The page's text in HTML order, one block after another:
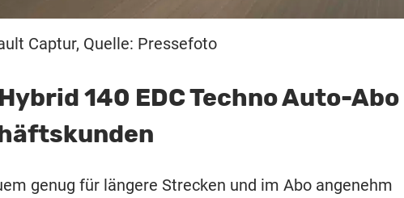
Captur, Quelle: Pressefoto
140 EDC Techno Auto-Abo
genug für längere Strecken und im Abo angenehm